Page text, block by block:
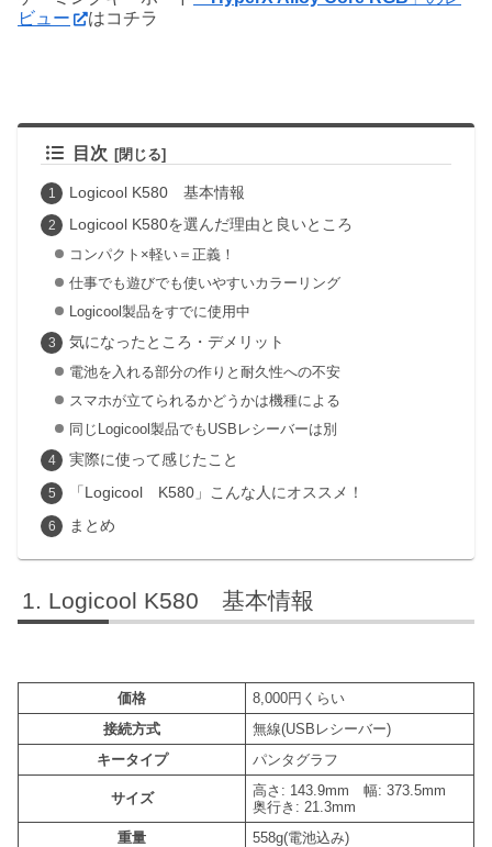
ビュー
はコチラ
目次
Logicool K580 基本情報
Logicool K580を選んだ理由と良いところ
コンパクト×軽い＝正義！
仕事でも遊びでも使いやすいカラーリング
Logicool製品をすでに使用中
気になったところ・デメリット
電池を入れる部分の作りと耐久性への不安
スマホが立てられるかどうかは機種による
同じLogicool製品でもUSBレシーバーは別
実際に使って感じたこと
「Logicool K580」こんな人にオススメ！
まとめ
Logicool K580 基本情報
価格
8,000円くらい
接続方式
無線(USBレシーバー)
キータイプ
パンタグラフ
サイズ
高さ: 143.9mm 幅: 373.5mm
奥行き: 21.3mm
重量
558g(電池込み)